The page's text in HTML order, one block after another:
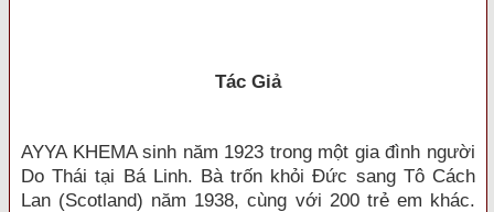
Tác Giả
AYYA KHEMA sinh năm 1923 trong một gia đình người
Do Thái tại Bá Linh. Bà trốn khỏi Đức sang Tô Cách
Lan (Scotland) năm 1938, cùng với 200 trẻ em khác.